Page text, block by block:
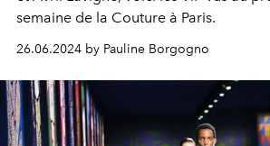
semaine de la Couture à Paris.
26.06.2024 by Pauline Borgogno